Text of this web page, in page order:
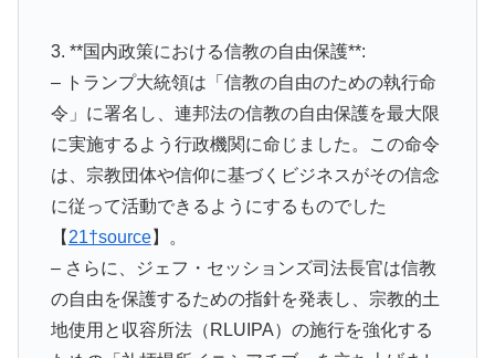
3. **国内政策における信教の自由保護**:
– トランプ大統領は「信教の自由のための執行命
令」に署名し、連邦法の信教の自由保護を最大限
に実施するよう行政機関に命じました。この命令
は、宗教団体や信仰に基づくビジネスがその信念
に従って活動できるようにするものでした
【 21†source】。
– さらに、ジェフ・セッションズ司法長官は信教
の自由を保護するための指針を発表し、宗教的土
地使用と収容所法（RLUIPA）の施行を強化する